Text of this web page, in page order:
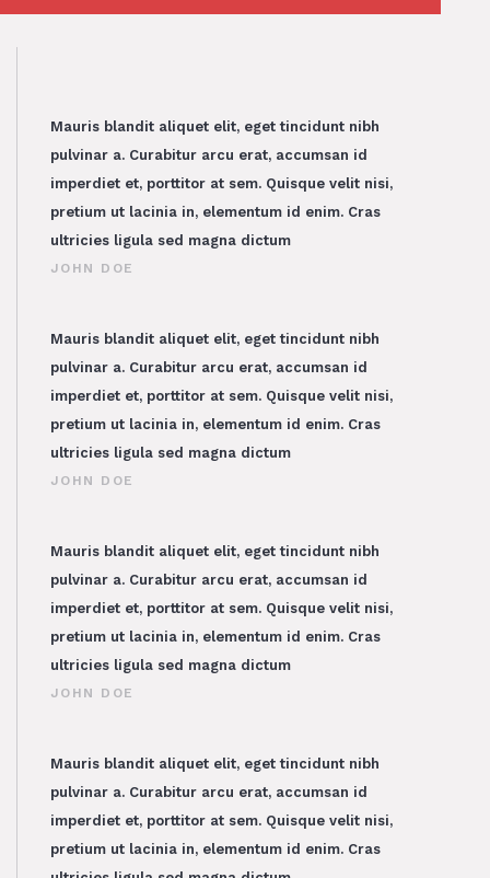
Mauris blandit aliquet elit, eget tincidunt nibh
pulvinar a. Curabitur arcu erat, accumsan id
imperdiet et, porttitor at sem. Quisque velit nisi,
pretium ut lacinia in, elementum id enim. Cras
ultricies ligula sed magna dictum
JOHN DOE
Mauris blandit aliquet elit, eget tincidunt nibh
pulvinar a. Curabitur arcu erat, accumsan id
imperdiet et, porttitor at sem. Quisque velit nisi,
pretium ut lacinia in, elementum id enim. Cras
ultricies ligula sed magna dictum
JOHN DOE
Mauris blandit aliquet elit, eget tincidunt nibh
pulvinar a. Curabitur arcu erat, accumsan id
imperdiet et, porttitor at sem. Quisque velit nisi,
pretium ut lacinia in, elementum id enim. Cras
ultricies ligula sed magna dictum
JOHN DOE
Mauris blandit aliquet elit, eget tincidunt nibh
pulvinar a. Curabitur arcu erat, accumsan id
imperdiet et, porttitor at sem. Quisque velit nisi,
pretium ut lacinia in, elementum id enim. Cras